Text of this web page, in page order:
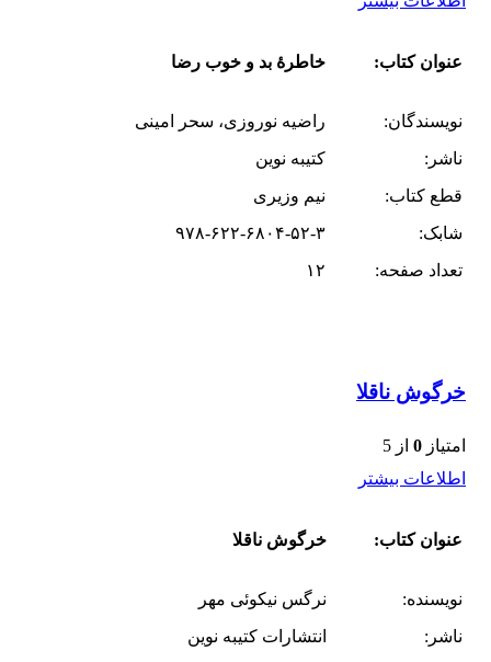
عنوان کتاب: خاطرۀ بد و خوب رضا
نویسندگان:
راضیه نوروزی، سحر امینی
ناشر:
کتیبه نوین
قطع کتاب:
نیم وزیری
شابک:
۹۷۸-۶۲۲-۶۸۰۴-۵۲-۳
تعداد صفحه:
۱۲
خرگوش ناقلا
امتیاز 0 از 5
اطلاعات بیشتر
عنوان کتاب: خرگوش ناقلا
نویسنده:
نرگس نیکوئی مهر
ناشر:
انتشارات کتیبه نوین